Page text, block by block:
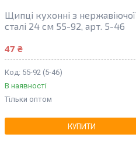
Щипці кухонні з нержавіючої
сталі 24 см 55-92, арт. 5-46
47 ₴
55-92 (5-46)
В наявності
Тільки оптом
КУПИТИ